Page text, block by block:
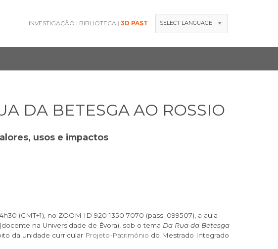
INVESTIGAÇÃO BIBLIOTECA 3D PAST SELECT LANGUAGE
DA BETESGA AO ROSSIO
usos e impactos
(GMT+1), no ZOOM ID 920 1350 7070 (pass. 099507), a aula
na Universidade de Évora), sob o tema Da Rua da Betesga
da unidade curricular Projeto-Património do Mestrado Integrado